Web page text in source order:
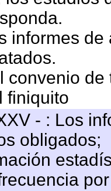
informes
convenio de
finiquito
- : Los
obligados;